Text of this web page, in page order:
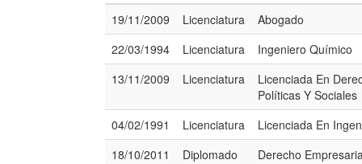
19/11/2009
Licenciatura
Abogado
22/03/1994
Licenciatura
Ingeniero Químico
13/11/2009
Licenciatura
Licenciada En
Políticas Y Sociales
04/02/1991
Licenciatura
Licenciada En
18/10/2011
Diplomado Derecho